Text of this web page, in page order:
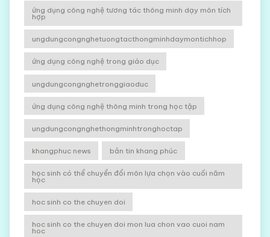
ứng dụng công nghệ tương tác thông minh dạy môn tích
hợp
ungdungcongnghetuongtacthongminhdaymontichhop
ứng dụng công nghệ trong giáo dục
ungdungcongnghetronggiaoduc
ứng dụng công nghệ thông minh trong học tập
ungdungcongnghethongminhtronghoctap
khangphuc news bản tin khang phúc
học sinh có thể chuyển đổi môn lựa chọn vào cuối năm
học
hoc sinh co the chuyen doi
hoc sinh co the chuyen doi mon lua chon vao cuoi nam
hoc